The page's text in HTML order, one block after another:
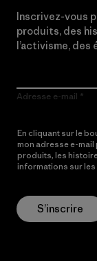
Inscrivez-vous
produits, des
l’activisme, des
Adresse e-mail
En cliquant sur le
mon adresse e-mail
produits, les
informations sur les
S’inscrire